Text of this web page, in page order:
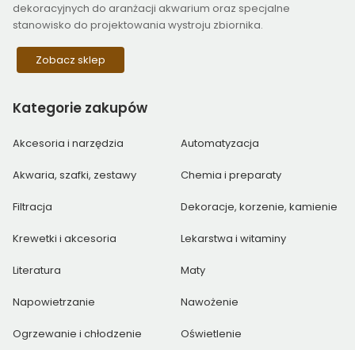
dekoracyjnych do aranżacji akwarium oraz specjalne
stanowisko do projektowania wystroju zbiornika.
Zobacz sklep
Kategorie zakupów
Akcesoria i narzędzia Automatyzacja
Akwaria, szafki, zestawy Chemia i preparaty
Filtracja Dekoracje, korzenie, kamienie
Krewetki i akcesoria Lekarstwa i witaminy
Literatura Maty
Napowietrzanie Nawożenie
Ogrzewanie i chłodzenie Oświetlenie